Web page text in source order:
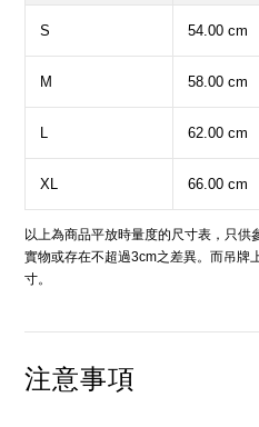
S 54.00 cm
M 58.00 cm
L 62.00 cm
XL 66.00 cm
以上為商品平放時量度的尺寸表，只
實物或存在不超過3cm之差異。而吊牌
寸。
注意事項